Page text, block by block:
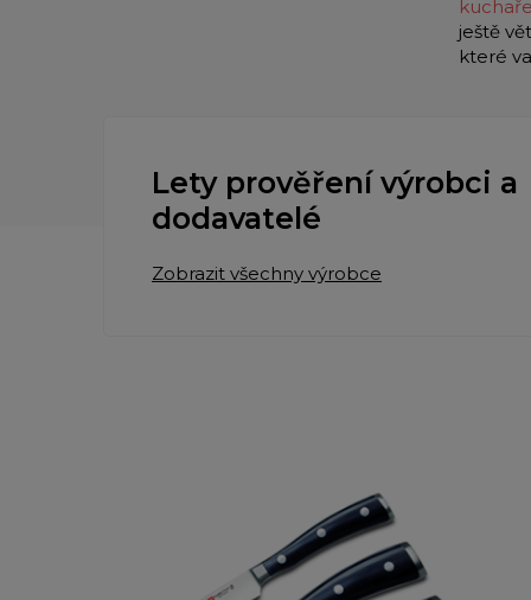
kuchaře
ještě
které
Lety prověření výrobci a
dodavatelé
Zobrazit všechny výrobce